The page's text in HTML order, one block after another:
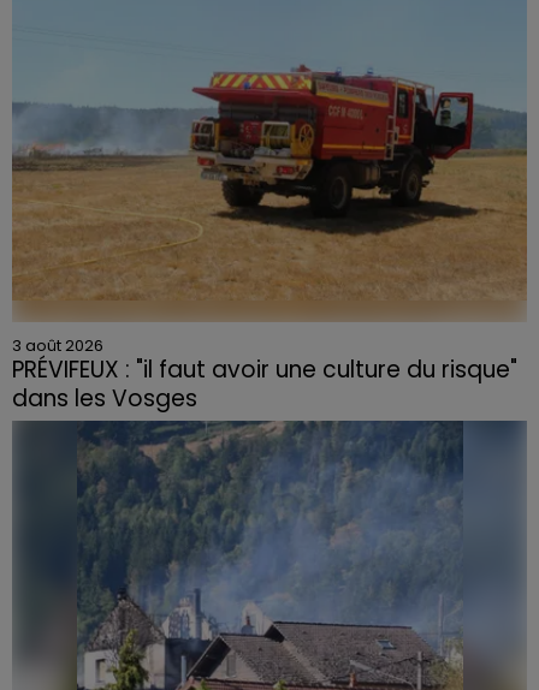
3 août 2026
PRÉVIFEUX : "il faut avoir une culture du risque"
dans les Vosges